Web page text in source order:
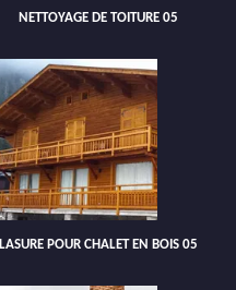
NETTOYAGE DE TOITURE 05
LASURE POUR CHALET EN BOIS 05